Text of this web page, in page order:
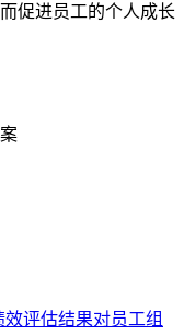
促进员工的个人成长